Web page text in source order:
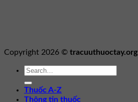
Copyright 2026 © tracuuthuoctay.org
Thuốc A-Z
Thông tin thuốc